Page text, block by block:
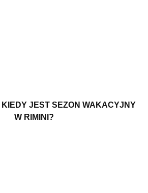
KIEDY JEST SEZON WAKACYJNY
W RIMINI?